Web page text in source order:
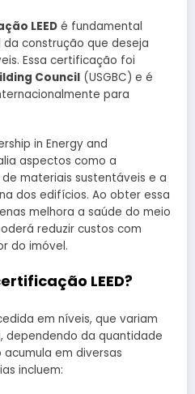
LEED é fundamental
construção que deseja
Essa certificação foi
Council (USGBC) e é
para
in Energy and
aspectos como a
materiais sustentáveis e a
dos edifícios. Ao obter essa
melhora a saúde do meio
reduzir custos com
do imóvel.
LEED?
em níveis, que variam
, dependendo da quantidade
em diversas
incluem: